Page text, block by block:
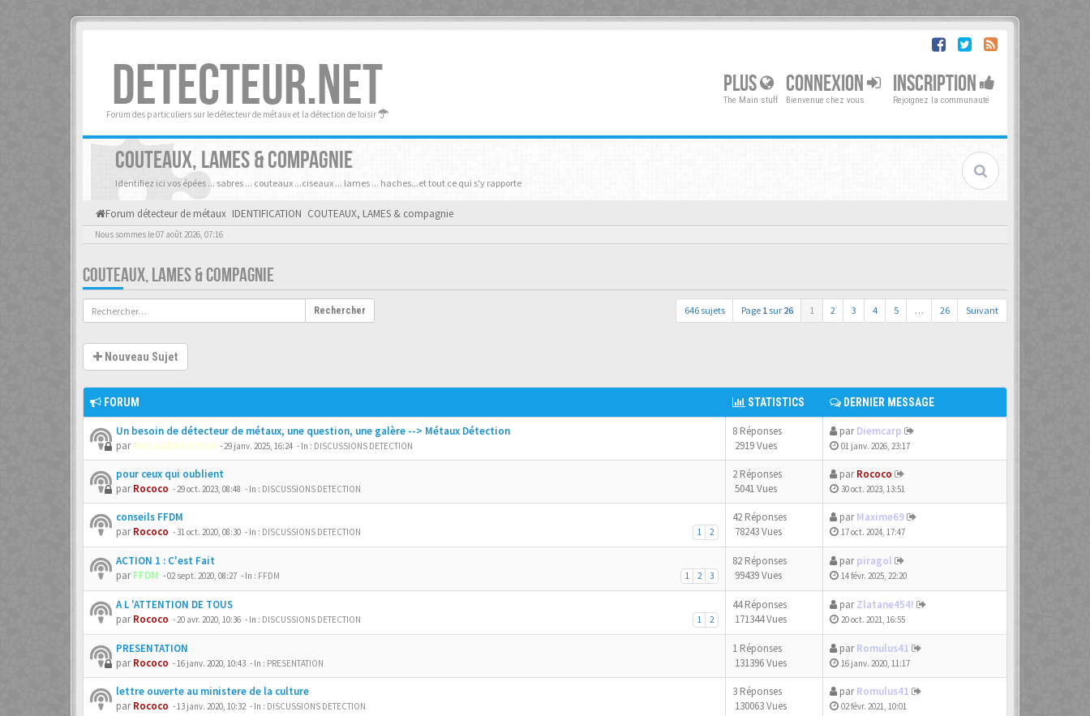
DETECTEUR.NET
Forum des particuliers sur le détecteur de métaux et la détection de loisir
PLUS
The Main stuff
CONNEXION
Bienvenue chez vous
INSCRIPTION
Rejoignez la communauté
COUTEAUX, LAMES & COMPAGNIE
Identifiez ici vos épées ... sabres ... couteaux ...ciseaux ... lames ... haches...et tout ce qui s'y rapporte
Forum détecteur de métaux IDENTIFICATION COUTEAUX, LAMES & compagnie
Nous sommes le 07 août 2026, 07:16
COUTEAUX, LAMES & COMPAGNIE
Rechercher 646 sujets Page 1 sur 26 1 2 3 4 5 … 26 Suivant
Nouveau Sujet
FORUM STATISTICS DERNIER MESSAGE
Un besoin de détecteur de métaux, une question, une galère --> Métaux Détection
parMetauxDetection -29 janv. 2025, 16:24 - In : DISCUSSIONS DETECTION
8 Réponses
2919 Vues
parDiemcarp
01 janv. 2026, 23:17
pour ceux qui oublient
parRococo -29 oct. 2023, 08:48 - In : DISCUSSIONS DETECTION
2 Réponses
5041 Vues
parRococo
30 oct. 2023, 13:51
conseils FFDM
1 2
parRococo -31 oct. 2020, 08:30 - In : DISCUSSIONS DETECTION
42 Réponses
78243 Vues
parMaxime69
17 oct. 2024, 17:47
ACTION 1 : C'est Fait
1 2 3
parFFDM -02 sept. 2020, 08:27 - In : FFDM
82 Réponses
99439 Vues
parpiragol
14 févr. 2025, 22:20
A L 'ATTENTION DE TOUS
1 2
parRococo -20 avr. 2020, 10:36 - In : DISCUSSIONS DETECTION
44 Réponses
171344 Vues
parZlatane454!
20 oct. 2021, 16:55
PRESENTATION
parRococo -16 janv. 2020, 10:43 - In : PRESENTATION
1 Réponses
131396 Vues
parRomulus41
16 janv. 2020, 11:17
lettre ouverte au ministere de la culture
parRococo -13 janv. 2020, 10:32 - In : DISCUSSIONS DETECTION
3 Réponses
130063 Vues
parRomulus41
02 févr. 2021, 10:01